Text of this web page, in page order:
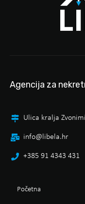
Agencija za
Ulica kralja
info@libela.hr
+385 91 4343 431
Početna